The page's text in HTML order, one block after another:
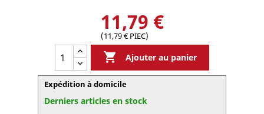
11,79 €
(11,79 € PIEC)
 Ajouter au panier
Expédition à domicile
Derniers articles en stock